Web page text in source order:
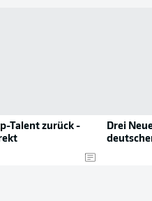
Talent zurück -
Drei